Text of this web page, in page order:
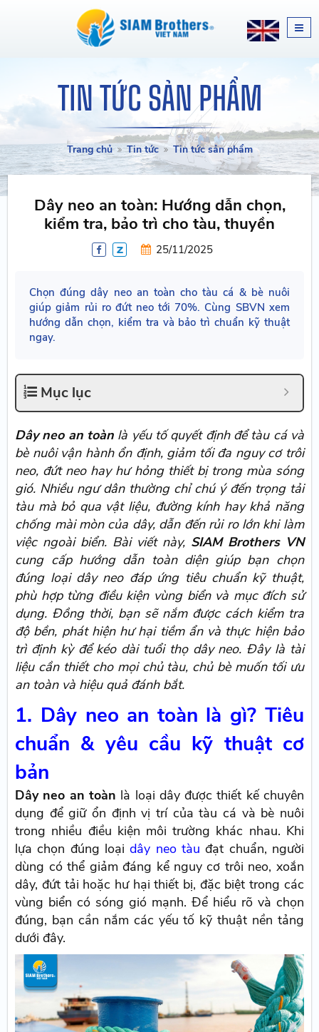
TIN TỨC SẢN PHẨM
Trang chủ Tin tức Tin tức sản phẩm
Dây neo an toàn: Hướng dẫn chọn,
kiểm tra, bảo trì cho tàu, thuyền
25/11/2025
Chọn đúng dây neo an toàn cho tàu cá & bè nuôi
giúp giảm rủi ro đứt neo tới 70%. Cùng SBVN xem
hướng dẫn chọn, kiểm tra và bảo trì chuẩn kỹ thuật
ngay.
Mục lục
Dây neo an toàn là yếu tố quyết định để tàu cá và
bè nuôi vận hành ổn định, giảm tối đa nguy cơ trôi
neo, đứt neo hay hư hỏng thiết bị trong mùa sóng
gió. Nhiều ngư dân thường chỉ chú ý đến trọng tải
tàu mà bỏ qua vật liệu, đường kính hay khả năng
chống mài mòn của dây, dẫn đến rủi ro lớn khi làm
việc ngoài biển. Bài viết này, SIAM Brothers VN
cung cấp hướng dẫn toàn diện giúp bạn chọn
đúng loại dây neo đáp ứng tiêu chuẩn kỹ thuật,
phù hợp từng điều kiện vùng biển và mục đích sử
dụng. Đồng thời, bạn sẽ nắm được cách kiểm tra
độ bền, phát hiện hư hại tiềm ẩn và thực hiện bảo
trì định kỳ để kéo dài tuổi thọ dây neo. Đây là tài
liệu cần thiết cho mọi chủ tàu, chủ bè muốn tối ưu
an toàn và hiệu quả đánh bắt.
1. Dây neo an toàn là gì? Tiêu
chuẩn & yêu cầu kỹ thuật cơ
bản
Dây neo an toàn là loại dây được thiết kế chuyên
dụng để giữ ổn định vị trí của tàu cá và bè nuôi
trong nhiều điều kiện môi trường khác nhau. Khi
lựa chọn đúng loạidây neo tàu đạt chuẩn, người
dùng có thể giảm đáng kể nguy cơ trôi neo, xoắn
dây, đứt tải hoặc hư hại thiết bị, đặc biệt trong các
vùng biển có sóng gió mạnh. Để hiểu rõ và chọn
đúng, bạn cần nắm các yếu tố kỹ thuật nền tảng
dưới đây.